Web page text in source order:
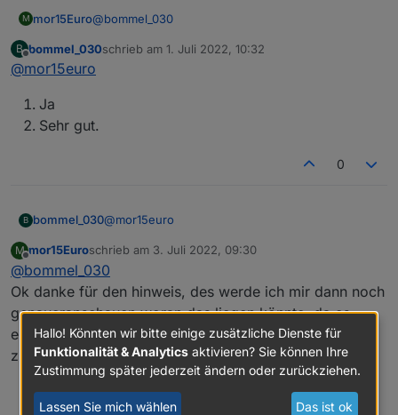
hiob.0
2022-07-01 10:51:01.557	debug	Objects
M mor15Euro@bommel_030
Ok, also wenn ich es jz richtig Verstanden
B
Offline
bommel_030schrieb am 1. Juli 2022, 10:32
zuletzt editiert von
@mor15euro
Ja
Sehr gut.
0
B bommel_030@mor15euro
Ja
M
Offline
mor15Euroschrieb am 3. Juli 2022, 09:30
zuletzt editiert von
@bommel_030
Ok danke für den hinweis, des werde ich mir dann noch
genaueranschauen woran das liegen könnte, da es
eigentlich schon mit aliasen gehen sollte, um das leben
zu erleichtern.
0
Hallo! Könnten wir bitte einige zusätzliche Dienste für
Funktionalität & Analytics aktivieren? Sie können Ihre
Zustimmung später jederzeit ändern oder zurückziehen.
Lassen Sie mich wählen Das ist ok